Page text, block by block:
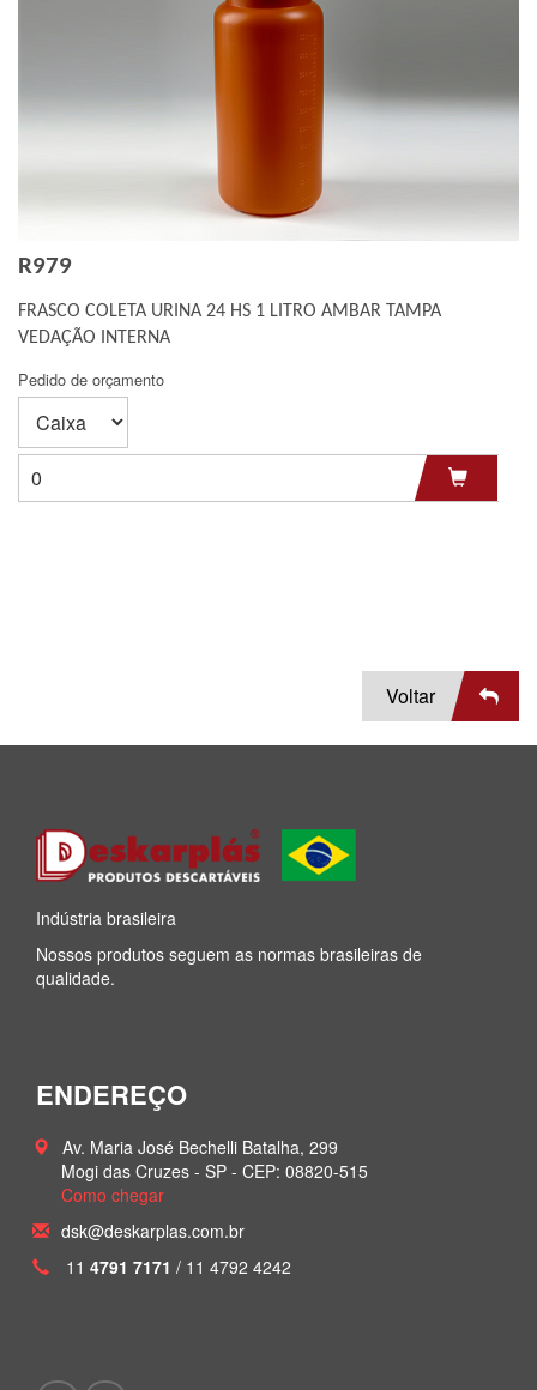
R979
FRASCO COLETA URINA 24 HS 1 LITRO AMBAR TAMPA
VEDAÇÃO INTERNA
Pedido de orçamento
Voltar
Indústria brasileira
Nossos produtos seguem as normas brasileiras de
qualidade.
ENDEREÇO
Av. Maria José Bechelli Batalha, 299
Mogi das Cruzes - SP - CEP: 08820-515
Como chegar
dsk@deskarplas.com.br
11 4791 7171 / 11 4792 4242